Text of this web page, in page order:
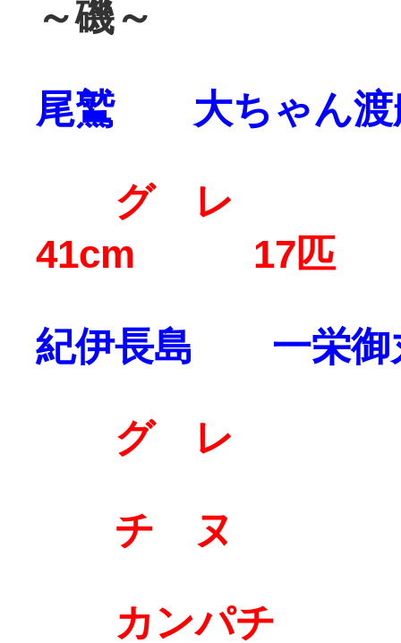
～磯～
尾鷲 大ちゃん渡
グ レ
41cm 17匹
紀伊長島 一栄御
グ レ
チ ヌ
カンパチ